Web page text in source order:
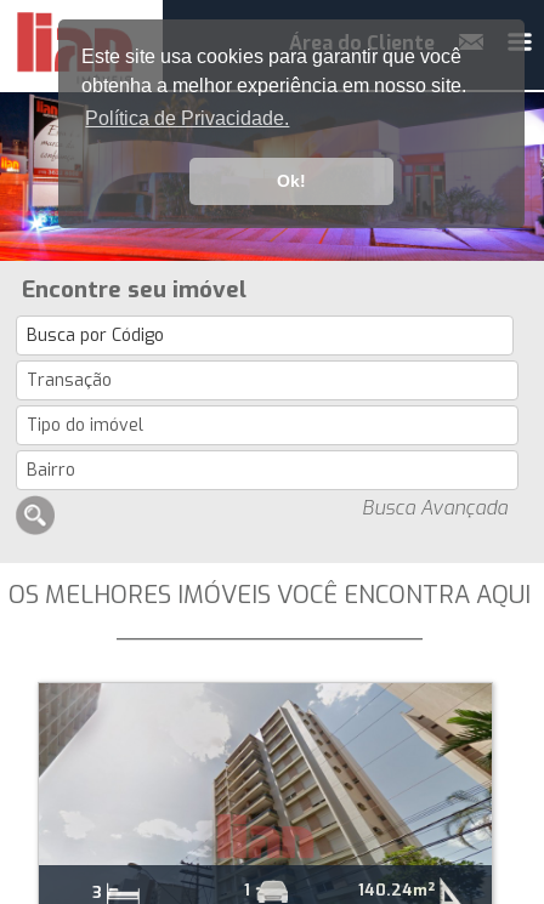
Este site usa cookies para garantir que você
obtenha a melhor experiência em nosso site.
Política de Privacidade.
Ok!
Área do Cliente
Encontre seu imóvel
Busca Avançada
OS MELHORES IMÓVEIS VOCÊ ENCONTRA AQUI
3 1 140.24m²